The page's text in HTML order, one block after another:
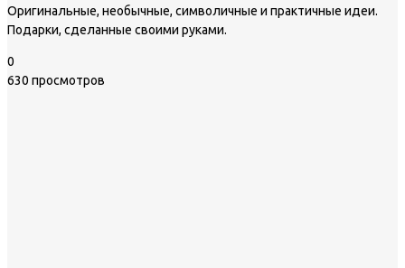
Оригинальные, необычные, символичные и практичные идеи.
Подарки, сделанные своими руками.
0
630 просмотров